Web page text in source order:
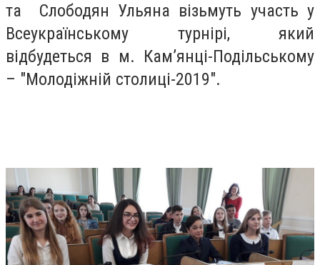
та Слободян Ульяна візьмуть участь у
Всеукраїнському турнірі, який
відбудеться в м. Кам’янці-Подільському
– "Молодіжній столиці-2019".